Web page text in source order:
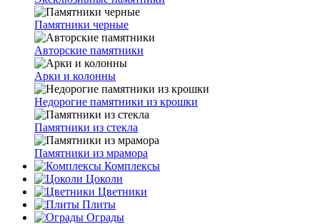
Памятники черные
Авторские памятники
Арки и колонны
Недорогие памятники из крошки
Памятники из стекла
Памятники из мрамора
Комплексы
Цоколи
Цветники
Плиты
Ограды